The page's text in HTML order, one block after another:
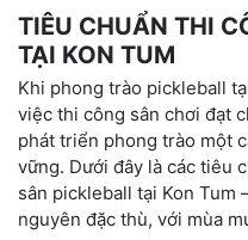
TIÊU CHUẨN THI
TẠI KON TUM
Khi phong trào pickleball
việc thi công sân chơi đạt
phát triển phong trào một
vững. Dưới đây là các tiêu
sân pickleball tại Kon Tum
nguyên đặc thù, với mùa